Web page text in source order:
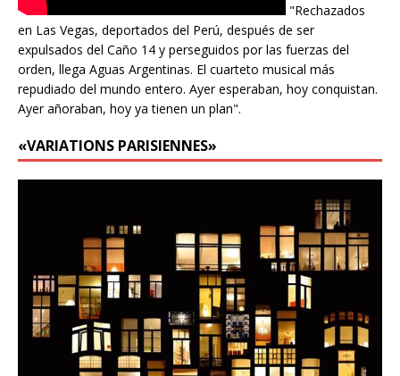
"Rechazados
en Las Vegas, deportados del Perú, después de ser
expulsados del Caño 14 y perseguidos por las fuerzas del
orden, llega Aguas Argentinas. El cuarteto musical más
repudiado del mundo entero. Ayer esperaban, hoy conquistan.
Ayer añoraban, hoy ya tienen un plan".
«VARIATIONS PARISIENNES»